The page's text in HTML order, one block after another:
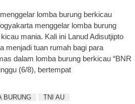
lomba burung berkicau
menggelar lomba burung
mania. Kali ini Lanud Adisutjipto
menjadi tuan rumah bagi para
dalam lomba burung berkicau “BNR
(6/8), bertempat
BURUNG TNI AU